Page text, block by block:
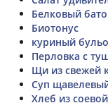
Белковый
Биотонус
куриный
Перловка с
Щи из свежей
Суп
Хлеб из